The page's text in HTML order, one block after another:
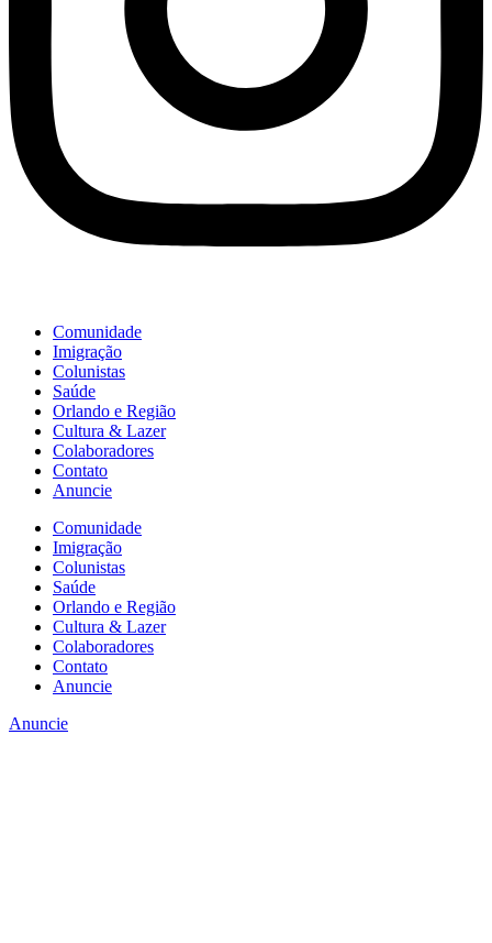
Comunidade
Imigração
Colunistas
Saúde
Orlando e Região
Cultura & Lazer
Colaboradores
Contato
Anuncie
Comunidade
Imigração
Colunistas
Saúde
Orlando e Região
Cultura & Lazer
Colaboradores
Contato
Anuncie
Anuncie